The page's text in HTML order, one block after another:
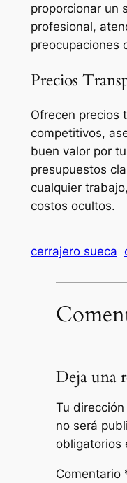
proporcionar un
profesional,
preocupaciones
Precios
Ofrecen precios
competitivos,
buen valor por
presupuestos
cualquier
costos ocultos.
cerrajero sueca
Deja una
Tu
no será
obligatorios
Comentario